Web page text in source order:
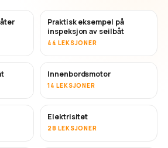
Praktisk eksempel på
inspeksjon av seilbåt
44 LEKSJONER
Innenbordsmotor
14 LEKSJONER
Elektrisitet
28 LEKSJONER